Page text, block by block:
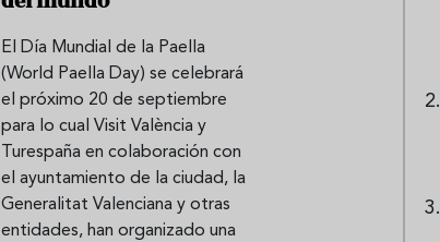
El Día Mundial de la Paella
(World Paella Day) se celebrará
el próximo 20 de septiembre
para lo cual Visit València y
Turespaña en colaboración con
el ayuntamiento de la ciudad, la
Generalitat Valenciana y otras
entidades, han organizado una